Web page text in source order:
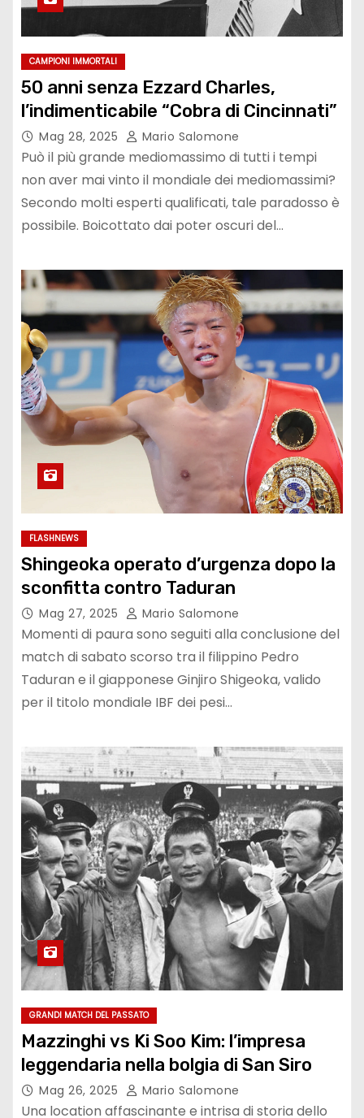
CAMPIONI IMMORTALI
50 anni senza Ezzard Charles,
l’indimenticabile “Cobra di Cincinnati”
Mag 28, 2025 Mario Salomone
Può il più grande mediomassimo di tutti i tempi
non aver mai vinto il mondiale dei mediomassimi?
Secondo molti esperti qualificati, tale paradosso è
possibile. Boicottato dai poter oscuri del…
FLASHNEWS
Shingeoka operato d’urgenza dopo la
sconfitta contro Taduran
Mag 27, 2025 Mario Salomone
Momenti di paura sono seguiti alla conclusione del
match di sabato scorso tra il filippino Pedro
Taduran e il giapponese Ginjiro Shigeoka, valido
per il titolo mondiale IBF dei pesi…
GRANDI MATCH DEL PASSATO
Mazzinghi vs Ki Soo Kim: l’impresa
leggendaria nella bolgia di San Siro
Mag 26, 2025 Mario Salomone
Una location affascinante e intrisa di storia dello